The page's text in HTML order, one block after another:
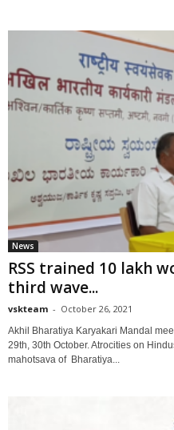
News
RSS trained 10 lakh
third wave...
vskteam - October 26, 2021
Akhil Bharatiya Karyakari Mandal
29th, 30th October. Atrocities on
mahotsava of Bharatiya...